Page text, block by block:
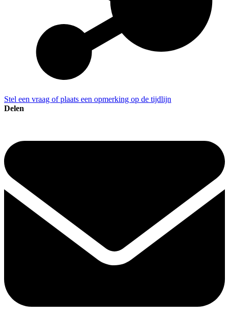
Stel een vraag of plaats een opmerking op de tijdlijn
Delen